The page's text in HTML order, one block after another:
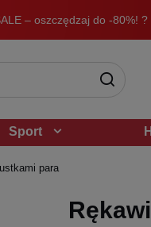
– oszczędzaj do -80%! ?
Sport
para